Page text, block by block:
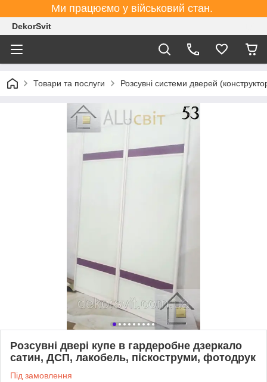
Ми працюємо у військовий стан.
DekorSvit
Товари та послуги Розсувні системи дверей
Розсувні двері купе в гардеробне дзеркало
сатин, ДСП, лакобель, піскоструми, фотодрук
Під замовлення